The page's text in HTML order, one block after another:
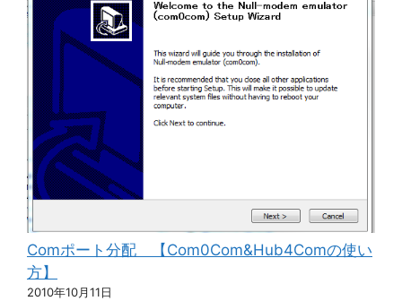
Comポート分配 【Com0Com&Hub4Comの使い
方】
2010年10月11日